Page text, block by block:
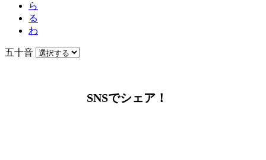
ら
る
わ
五十音
SNSでシェア！